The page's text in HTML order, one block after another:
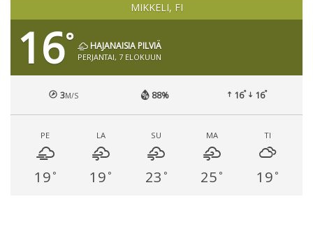
MIKKELI, FI
16° HAJANAISIA PILVIÄ
PERJANTAI, 7 ELOKUUN
3M/S 88% 16° 16°
PE
19 °
LA
19 °
SU
23 °
MA
25 °
TI
19 °